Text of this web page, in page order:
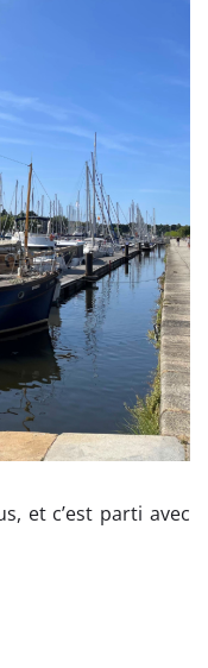
et c’est parti avec